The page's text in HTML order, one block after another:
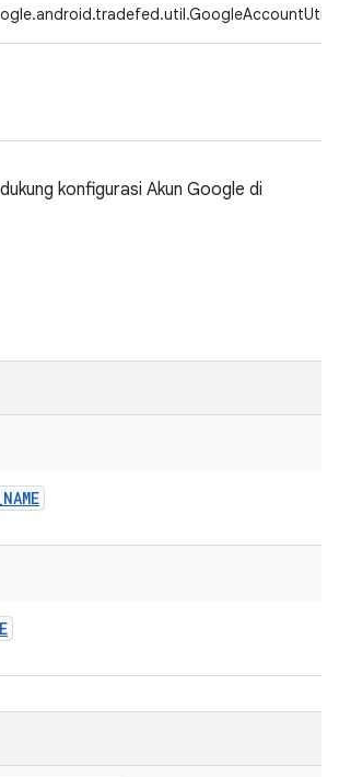
konfigurasi Akun Google di
NAME